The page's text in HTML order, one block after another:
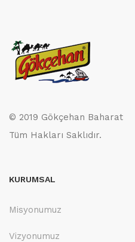
© 2019 Gökçehan Baharat
Tüm Hakları Saklıdır.
KURUMSAL
Misyonumuz
Vizyonumuz